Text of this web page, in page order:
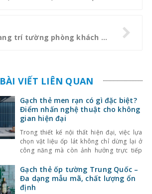
Tranh gạch trang trí tường phòng khách độc đáo cho gia đình.
BÀI VIẾT LIÊN QUAN
Gạch thẻ men rạn có gì đặc biệt?
Điểm nhấn nghệ thuật cho không
gian hiện đại
Trong thiết kế nội thất hiện đại, việc lựa
chọn vật liệu ốp lát không chỉ dừng lại ở
công năng mà còn ảnh hưởng trực tiếp
Một trong những lựa chọn nổi bật gần đây
là gạch thẻ men rạn – dòng gạch ốp lát
Gạch thẻ ốp tường Trung Quốc –
Đa dạng mẫu mã, chất lượng ổn
định